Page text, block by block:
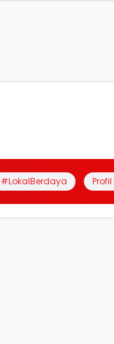
#LokalBerdaya